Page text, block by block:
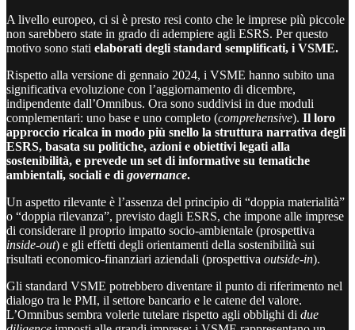
A livello europeo, ci si è presto resi conto che le imprese più piccole
non sarebbero state in grado di adempiere agli ESRS. Per questo
motivo sono stati elaborati degli standard semplificati, i VSME.
Rispetto alla versione di gennaio 2024, i VSME hanno subito una
significativa evoluzione con l’aggiornamento di dicembre,
indipendente dall’Omnibus. Ora sono suddivisi in due moduli
complementari: uno base e uno completo (comprehensive). Il loro
approccio ricalca in modo più snello la struttura narrativa degli
ESRS, basata su politiche, azioni e obiettivi legati alla
sostenibilità, e prevede un set di informative su tematiche
ambientali, sociali e di governance.
Un aspetto rilevante è l’assenza del principio di “doppia materialità”
o “doppia rilevanza”, previsto dagli ESRS, che impone alle imprese
di considerare il proprio impatto socio-ambientale (prospettiva
inside-out) e gli effetti degli orientamenti della sostenibilità sui
risultati economico-finanziari aziendali (prospettiva outside-in).
Gli standard VSME potrebbero diventare il punto di riferimento nel
dialogo tra le PMI, il settore bancario e le catene del valore.
L’Omnibus sembra volerle tutelare rispetto agli obblighi di due